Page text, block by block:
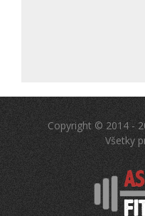
Copyright © 2014 -
Všetky